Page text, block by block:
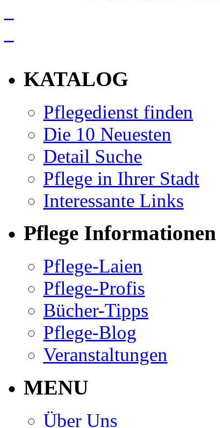
KATALOG
Pflegedienst finden
Die 10 Neuesten
Detail Suche
Pflege in Ihrer Stadt
Interessante Links
Pflege Informationen
Pflege-Laien
Pflege-Profis
Bücher-Tipps
Pflege-Blog
Veranstaltungen
MENU
Über Uns